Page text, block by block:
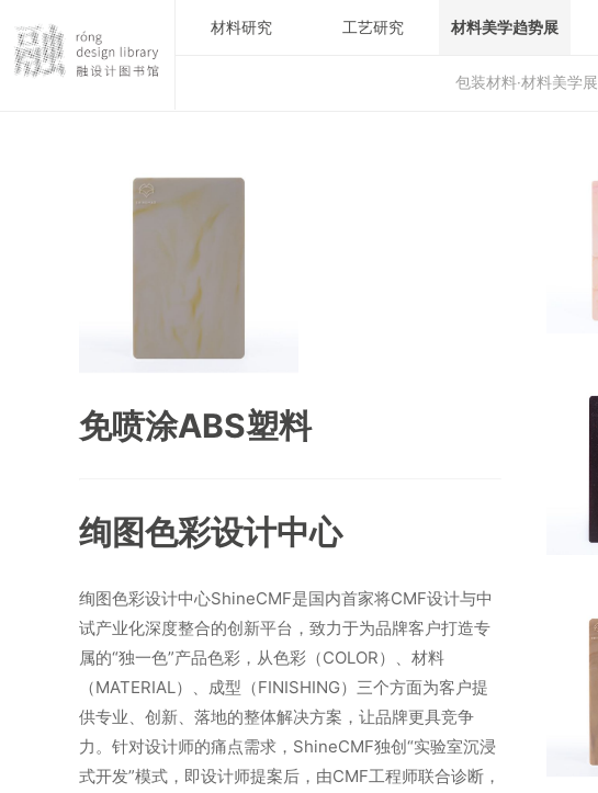
材料研究 工艺研究 材料美学趋势展
包装材料·材料美学展
免喷涂ABS塑料
绚图色彩设计中心
绚图色彩设计中心ShineCMF是国内首家将CMF设计与中
试产业化深度整合的创新平台，致力于为品牌客户打造专
属的“独一色”产品色彩，从色彩（COLOR）、材料
（MATERIAL）、成型（FINISHING）三个方面为客户提
供专业、创新、落地的整体解决方案，让品牌更具竞争
力。针对设计师的痛点需求，ShineCMF独创“实验室沉浸
式开发”模式，即设计师提案后，由CMF工程师联合诊断，